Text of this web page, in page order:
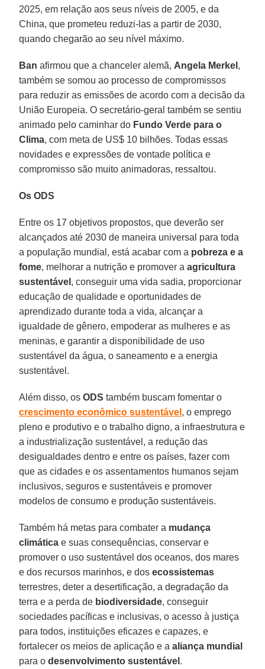
2025, em relação aos seus níveis de 2005, e da
China, que prometeu reduzi-las a partir de 2030,
quando chegarão ao seu nível máximo.
Ban afirmou que a chanceler alemã, Angela Merkel ,
também se somou ao processo de compromissos
para reduzir as emissões de acordo com a decisão da
União Europeia. O secretário-geral também se sentiu
animado pelo caminhar do Fundo Verde para o
Clima, com meta de US$ 10 bilhões. Todas essas
novidades e expressões de vontade política e
compromisso são muito animadoras, ressaltou.
Os ODS
Entre os 17 objetivos propostos, que deverão ser
alcançados até 2030 de maneira universal para toda
a população mundial, está acabar com a pobreza e a
fome, melhorar a nutrição e promover aagricultura
sustentável , conseguir uma vida sadia, proporcionar
educação de qualidade e oportunidades de
aprendizado durante toda a vida, alcançar a
igualdade de gênero, empoderar as mulheres e as
meninas, e garantir a disponibilidade de uso
sustentável da água, o saneamento e a energia
sustentável.
Além disso, osODS também buscam fomentar o
crescimento econômico sustentável , o emprego
pleno e produtivo e o trabalho digno, a infraestrutura e
a industrialização sustentável, a redução das
desigualdades dentro e entre os países, fazer com
que as cidades e os assentamentos humanos sejam
inclusivos, seguros e sustentáveis e promover
modelos de consumo e produção sustentáveis.
Também há metas para combater a mudança
climática e suas consequências, conservar e
promover o uso sustentável dos oceanos, dos mares
e dos recursos marinhos, e dosecossistemas
terrestres, deter a desertificação, a degradação da
terra e a perda de biodiversidade, conseguir
sociedades pacíficas e inclusivas, o acesso à justiça
para todos, instituições eficazes e capazes, e
fortalecer os meios de aplicação e aaliança mundial
para odesenvolvimento sustentável .